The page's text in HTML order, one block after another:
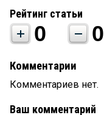
Рейтинг статьи
0 0
Комментарии
Комментариев нет.
Ваш комментарий